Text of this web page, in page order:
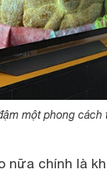
một phong
nữa chính là